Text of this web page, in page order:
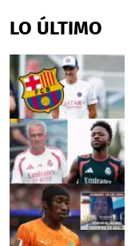
of
1
8
seconds
LO ÚLTIMO